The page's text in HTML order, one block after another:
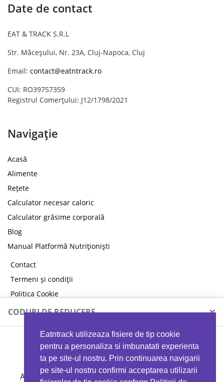
Eatntrack utilizeaza fisiere de tip cookie
pentru a personaliza si imbunatati experienta
ta pe site-ul nostru. Prin continuarea navigarii
pe site-ul nostru confirmi acceptarea utilizarii
Date de contact
EAT & TRACK S.R.L
Str. Măceșului, Nr. 23A, Cluj-Napoca, Cluj
Email: contact@eatntrack.ro
CUI: RO39757359
Registrul Comerțului: J12/1798/2021
Navigație
Acasă
Alimente
Rețete
Calculator necesar caloric
Calculator grăsime corporală
Blog
Manual Platformă Nutriționiști
Contact
Termeni și condiții
Politica Cookie
Politica de confidențialitate
CODURI DE REDUCERE ×
MYPROTEIN
Ai 40%reducere la orice comandă folosind codul